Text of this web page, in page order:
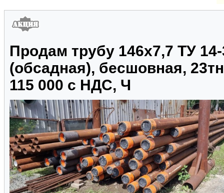
Продам трубу 146х7,7 ТУ
(обсадная), бесшовная,
115 000 с НДС, Ч